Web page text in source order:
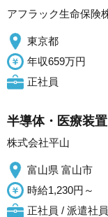
アフラック生命保険
東京都
年収659万円
正社員
半導体・医療装
株式会社平山
富山県 富山市
時給1,230円～
正社員 / 派遣社員